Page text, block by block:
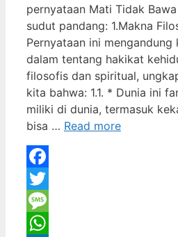
pernyataan Mati Tidak
sudut pandang: 1.Makna
Pernyataan ini mengandung
dalam tentang hakikat
filosofis dan spiritual,
kita bahwa: 1.1. * Dunia ini
miliki di dunia, termasuk
bisa … Read more
Facebook
Twitter
Message